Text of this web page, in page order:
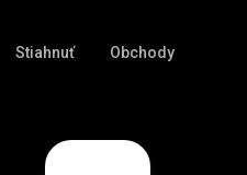
Stiahnuť Obchody